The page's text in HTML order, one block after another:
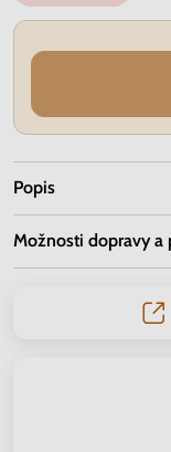
Popis
Možnosti dopravy a